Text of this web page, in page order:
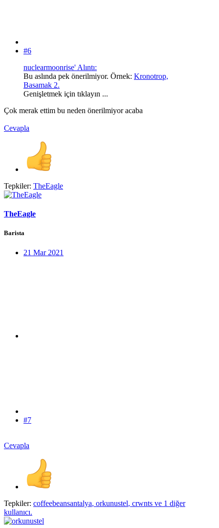
#6
nuclearmoonrise' Alıntı:
Bu aslında pek önerilmiyor. Örnek: Kronotrop,
Basamak 2.
Genişletmek için tıklayın ...
Çok merak ettim bu neden önerilmiyor acaba
Cevapla
Tepkiler: TheEagle
TheEagle
Barista
21 Mar 2021
#7
Cevapla
Tepkiler: coffeebeansantalya, orkunustel, crwnts ve 1 diğer
kullanıcı.